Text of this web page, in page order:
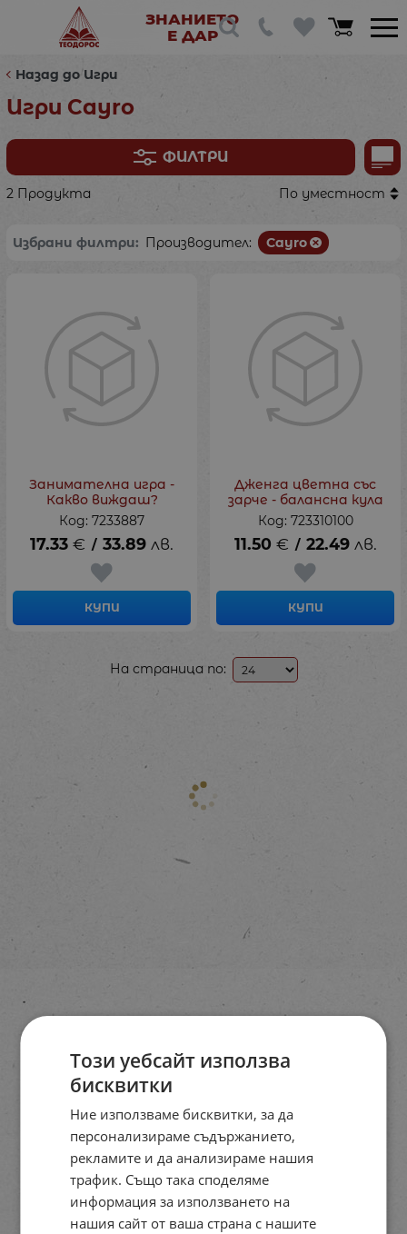
ЗНАНИЕТО
Е ДАР
Назад до Игри
Игри Cayro
ФИЛТРИ
2 Продукта По уместност
Избрани филтри: Производител: Cayro
Занимателна игра -
Какво виждаш?
Код: 7233887
17.33 € / 33.89 лв.
КУПИ
Дженга цветна със
зарче - балансна кула
Код: 723310100
11.50 € / 22.49 лв.
КУПИ
На страница по:
Този уебсайт използва
бисквитки
Ние използваме бисквитки, за да
персонализираме съдържанието,
рекламите и да анализираме нашия
трафик. Също така споделяме
информация за използването на
нашия сайт от ваша страна с нашите